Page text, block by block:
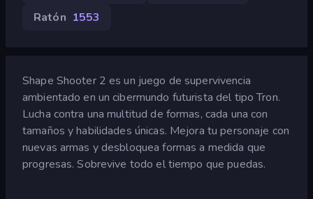
Ratón 1553
Shape Shooter 2 es un juego de supervivencia
ambientado en un cibermundo futurista del tipo Tron.
Lucha contra una multitud de formas, cada una con
tamaños y habilidades únicas. Mejora tu personaje con
nuevas armas y desbloquea formas a medida que
progresas. Sobrevive todo el tiempo que puedas.